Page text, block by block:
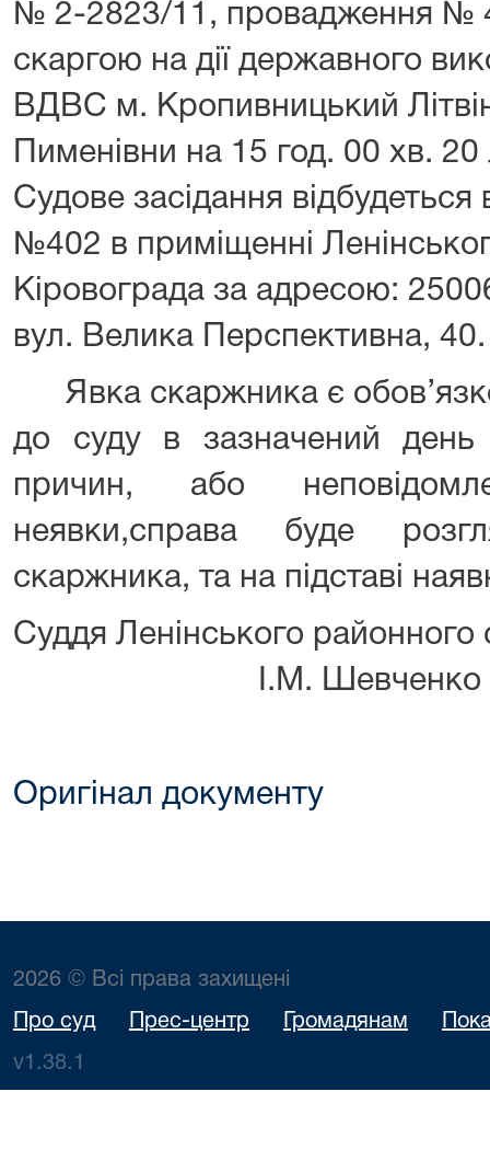
№ 2-2823/11, провадження №
скаргою на дії державного
ВДВС м. Кропивницький
Пименівни на 15 год. 00 хв.
Судове засідання відбудеться
№402 в приміщенні
Кіровограда за адресою:
вул. Велика Перспективна, 40.
Явка скаржника є
до суду в зазначений
причин, або
неявки,справа буде
скаржника, та на підставі
Суддя Ленінського
І.М. Шевченко
Оригінал документу
2026 © Всі права захищені
Про суд Прес-центр Громадянам
v1.38.1